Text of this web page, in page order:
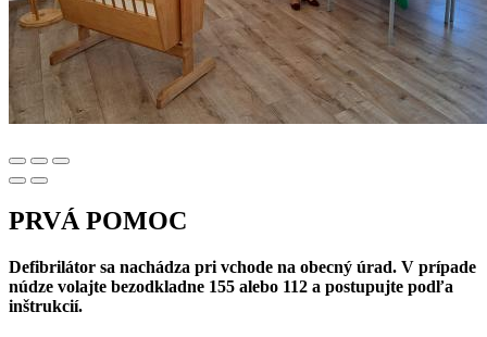
PRVÁ POMOC
Defibrilátor sa nachádza pri vchode na obecný úrad. V prípade
núdze volajte bezodkladne 155 alebo 112 a postupujte podľa
inštrukcií.